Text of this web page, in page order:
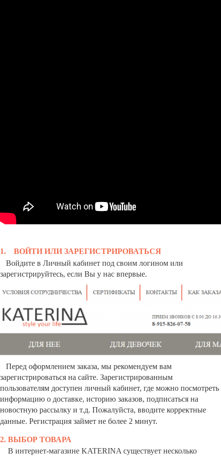
1. ВОЙТИ ИЛИ ЗАРЕГИСТРИРОВАТЬСЯ
Войдите в Личный кабинет под своим логином или
зарегистрируйтесь, если Вы у нас впервые.
Перед оформлением заказа, мы рекомендуем вам
зарегистрироваться на сайте. Зарегистрированным
пользователям доступен личный кабинет, где можно посмотреть
информацию о доставке, историю заказов, подписаться на
новостную рассылку и т.д. Пожалуйста, вводите корректные
данные. Регистрация займет не более 2 минут.
2. ВЫБОР ТОВАРА
В интернет-магазине KATERINA существует несколько